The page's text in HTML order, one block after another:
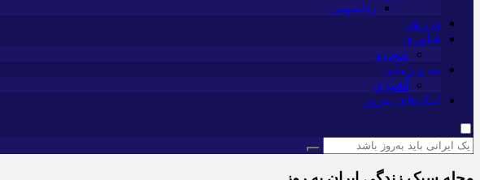
زناشویی
ورزش
فناوری
خودرو
مد و زیبایی
آشپزی
لینک‌های به‌روز